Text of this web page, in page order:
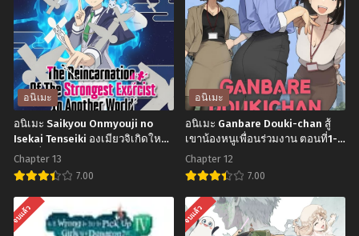
อนิเมะ
อนิเมะ Saikyou Onmyouji no
Isekai Tenseiki องเมียวจิเกิดใหม่
ตอนที่1-13 ซับไทย
Chapter 13
7.00
อ
นิ
อนิเมะ
อนิเมะ Ganbare Douki-chan สู้
เขาน้องหนูเพื่อนร่วมงาน ตอนที่1-
12 ซับไทย
Chapter 12
7.00
อ
นิ
จบแล้ว จบแล้ว